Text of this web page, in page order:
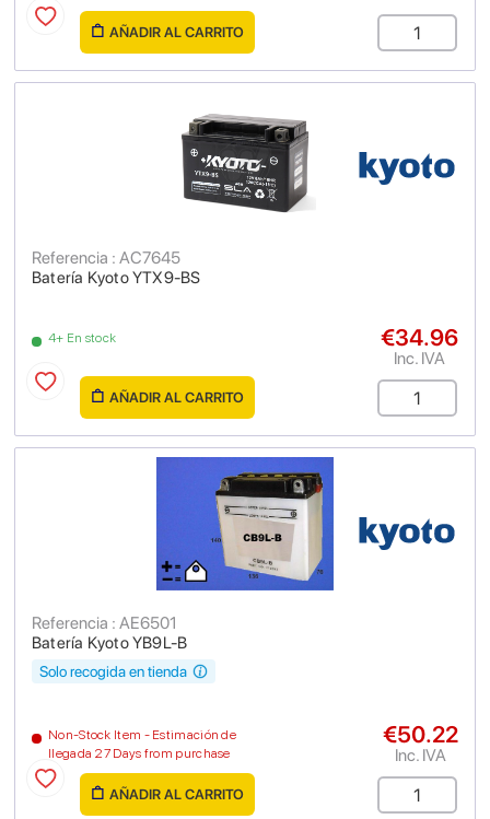
AÑADIR AL CARRITO
Batería Kyoto YTX9-BS
Referencia : AC7645
4+ En stock €34.96
Inc. IVA
AÑADIR AL CARRITO
Batería Kyoto YB9L-B
Referencia : AE6501
Non-Stock Item - Estimación de
llegada 27 Days from purchase
Solo recogida en tienda
€50.22
Inc. IVA
AÑADIR AL CARRITO